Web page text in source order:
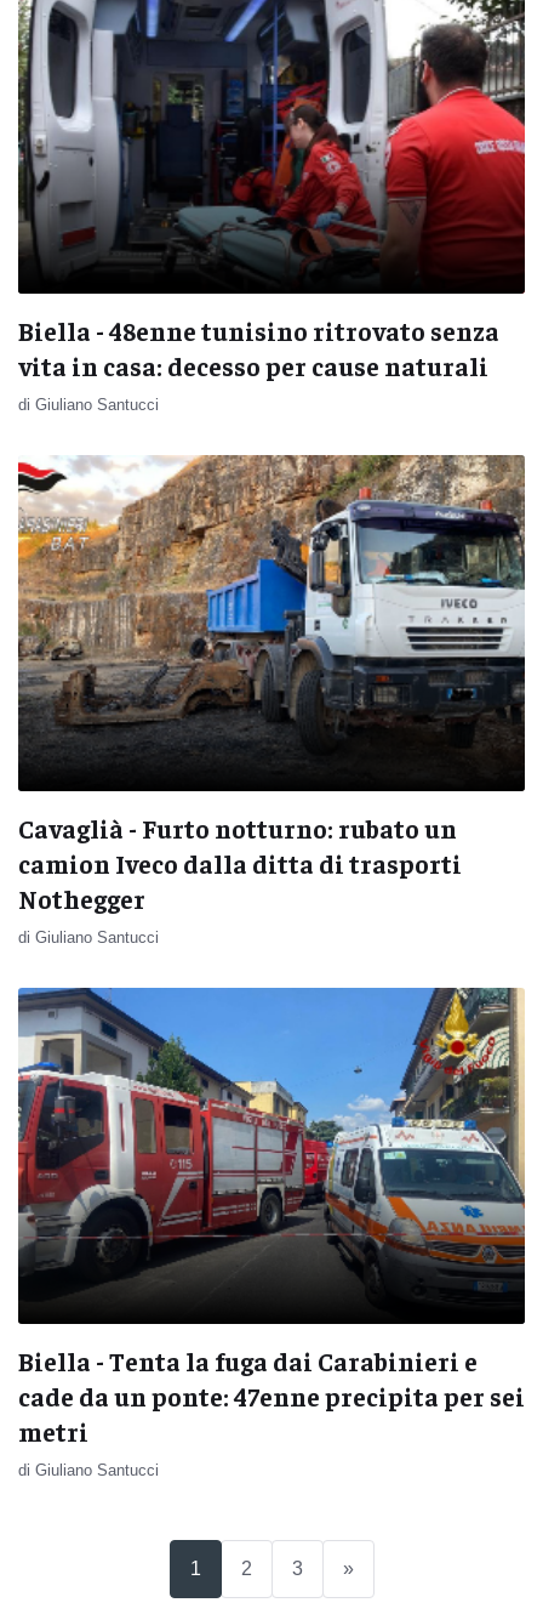
Biella - 48enne tunisino ritrovato senza
vita in casa: decesso per cause naturali
di Giuliano Santucci
Cavaglià - Furto notturno: rubato un
camion Iveco dalla ditta di trasporti
Nothegger
di Giuliano Santucci
Biella - Tenta la fuga dai Carabinieri e
cade da un ponte: 47enne precipita per sei
metri
di Giuliano Santucci
1 (current)
2 3 »